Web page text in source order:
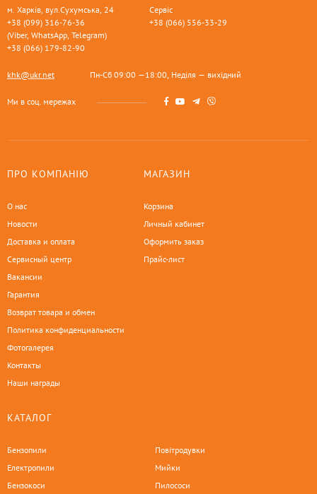
м. Харків, вул.Сухумська, 24
+38 (099) 316-76-36
(Viber, WhatsApp, Telegram)
+38 (066) 179-82-90
Сервіс
+38 (066) 556-33-29
khk@ukr.net Пн-Сб 09:00 —18:00, Неділя — вихідний
Ми в соц. мережах
ПРО КОМПАНІЮ
О нас
Новости
Доставка и оплата
Сервисный центр
Вакансии
Гарантия
Возврат товара и обмен
Политика конфиденциальности
Фотогалерея
Контакты
Наши награды
МАГАЗИН
Корзина
Личный кабинет
Оформить заказ
Прайс-лист
КАТАЛОГ
Бензопили
Електропили
Бензокоси
Повітродувки
Мийки
Пилососи